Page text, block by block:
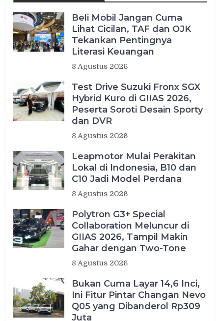
Beli Mobil Jangan Cuma
Lihat Cicilan, TAF dan OJK
Tekankan Pentingnya
Literasi Keuangan
8 Agustus 2026
Test Drive Suzuki Fronx SGX
Hybrid Kuro di GIIAS 2026,
Peserta Soroti Desain Sporty
dan DVR
8 Agustus 2026
Leapmotor Mulai Perakitan
Lokal di Indonesia, B10 dan
C10 Jadi Model Perdana
8 Agustus 2026
Polytron G3+ Special
Collaboration Meluncur di
GIIAS 2026, Tampil Makin
Gahar dengan Two-Tone
8 Agustus 2026
Bukan Cuma Layar 14,6 Inci,
Ini Fitur Pintar Changan Nevo
Q05 yang Dibanderol Rp309
Juta